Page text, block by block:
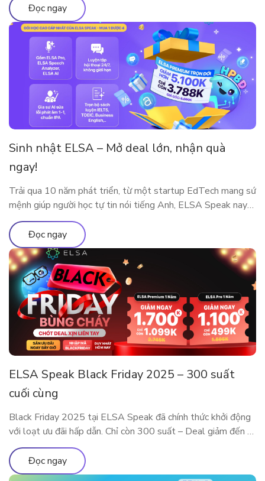
Đọc ngay
Sinh nhật ELSA – Mở deal lớn, nhận quà
ngay!
Trải qua 10 năm phát triển, từ một startup EdTech mang sứ
mệnh giúp người học tự tin nói tiếng Anh, ELSA Speak nay
đã trở thành nền tảng luyện phát âm và giao tiếp ứng dụng
AI được hàng triệu người dùng tại nhiều quốc gia tin tưởng
lựa chọn. Cột mốc 10 năm […]
Đọc ngay
ELSA Speak Black Friday 2025 – 300 suất
cuối cùng
Black Friday 2025 tại ELSA Speak đã chính thức khởi động
với loạt ưu đãi hấp dẫn. Chỉ còn 300 suất – Deal giảm đến 5
Triệu sắp cháy hàng! Đây là dịp đặc biệt trong năm để sở
hữu các gói ELSA Premium và ELSA Pro với giá ưu đãi hiếm
có. Trải nghiệm […]
Đọc ngay